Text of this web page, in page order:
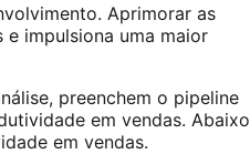
Aprimorar as
e impulsiona uma maior
preenchem o pipeline
em vendas. Abaixo
em vendas.